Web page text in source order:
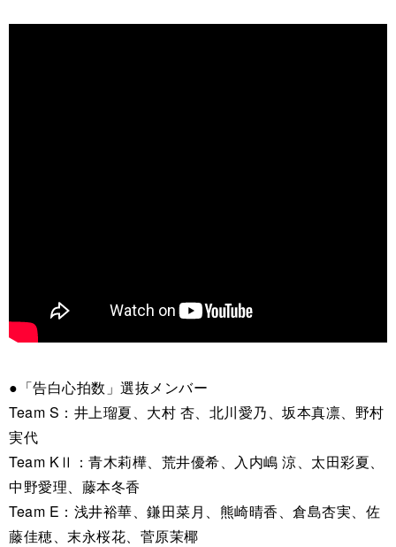
●「告白心拍数」選抜メンバー
Team S：井上瑠夏、大村 杏、北川愛乃、坂本真凛、野村
実代
Team KⅡ：青木莉樺、荒井優希、入内嶋 涼、太田彩夏、
中野愛理、藤本冬香
Team E：浅井裕華、鎌田菜月、熊崎晴香、倉島杏実、佐
藤佳穂、末永桜花、菅原茉椰